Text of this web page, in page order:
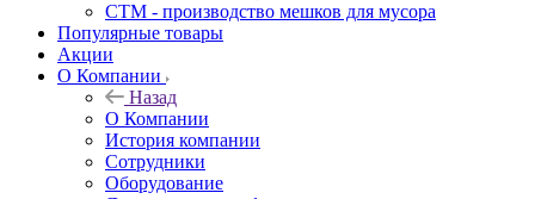
СТМ - производство мешков для мусора
Популярные товары
Акции
О Компании
Назад
О Компании
История компании
Сотрудники
Оборудование